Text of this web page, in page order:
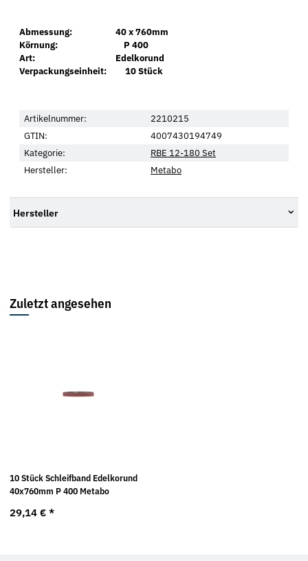
Abmessung: 40 x 760mm
Körnung: P 400
Art: Edelkorund
Verpackungseinheit: 10 Stück
Artikelnummer:
2210215
GTIN:
4007430194749
Kategorie:
RBE 12-180 Set
Hersteller:
Metabo
Hersteller
Zuletzt angesehen
10 Stück Schleifband Edelkorund
40x760mm P 400 Metabo
29,14 € *